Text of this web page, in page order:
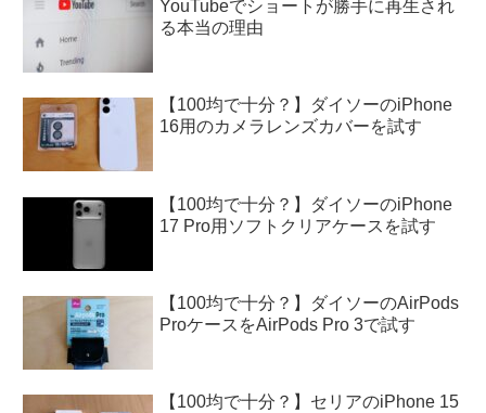
YouTubeでショートが勝手に再生され
る本当の理由
【100均で十分？】ダイソーのiPhone
16用のカメラレンズカバーを試す
【100均で十分？】ダイソーのiPhone
17 Pro用ソフトクリアケースを試す
【100均で十分？】ダイソーのAirPods
ProケースをAirPods Pro 3で試す
【100均で十分？】セリアのiPhone 15